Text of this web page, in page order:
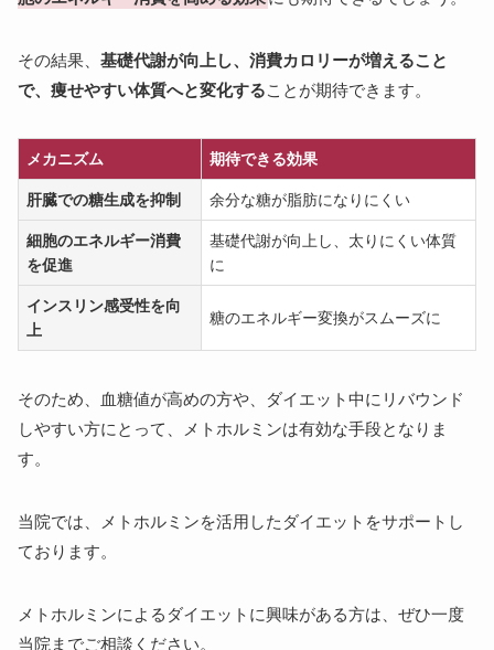
その結果、 基礎代謝が向上し、消費カロリーが増えること
で、痩せやすい体質へと変化することが期待できます。
メカニズム 期待できる効果
肝臓での糖生成を抑制 余分な糖が脂肪になりにくい
細胞のエネルギー消費
を促進
基礎代謝が向上し、太りにくい体質
に
インスリン感受性を向
上
糖のエネルギー変換がスムーズに
そのため、血糖値が高めの方や、ダイエット中にリバウンド
しやすい方にとって、メトホルミンは有効な手段となりま
す。
当院では、メトホルミンを活用したダイエットをサポートし
ております。
メトホルミンによるダイエットに興味がある方は、ぜひ一度
当院までご相談ください。